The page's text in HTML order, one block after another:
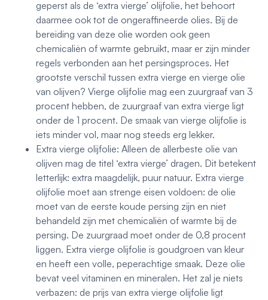
geperst als de ‘extra vierge’ olijfolie, het behoort
daarmee ook tot de ongeraffineerde olies. Bij de
bereiding van deze olie worden ook geen
chemicaliën of warmte gebruikt, maar er zijn minder
regels verbonden aan het persingsproces. Het
grootste verschil tussen extra vierge en vierge olie
van olijven? Vierge olijfolie mag een zuurgraaf van 3
procent hebben, de zuurgraaf van extra vierge ligt
onder de 1 procent. De smaak van vierge olijfolie is
iets minder vol, maar nog steeds erg lekker.
Extra vierge olijfolie: Alleen de allerbeste olie van
olijven mag de titel ‘extra vierge’ dragen. Dit betekent
letterlijk: extra maagdelijk, puur natuur. Extra vierge
olijfolie moet aan strenge eisen voldoen: de olie
moet van de eerste koude persing zijn en niet
behandeld zijn met chemicaliën of warmte bij de
persing. De zuurgraad moet onder de 0,8 procent
liggen. Extra vierge olijfolie is goudgroen van kleur
en heeft een volle, peperachtige smaak. Deze olie
bevat veel vitaminen en mineralen. Het zal je niets
verbazen: de prijs van extra vierge olijfolie ligt